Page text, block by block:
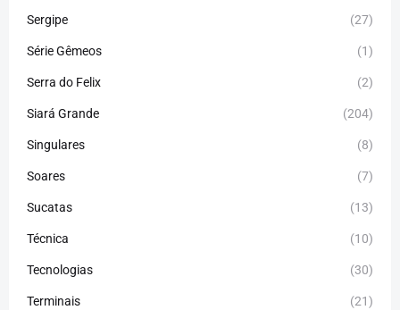
Sergipe (27)
Série Gêmeos (1)
Serra do Felix (2)
Siará Grande (204)
Singulares (8)
Soares (7)
Sucatas (13)
Técnica (10)
Tecnologias (30)
Terminais (21)